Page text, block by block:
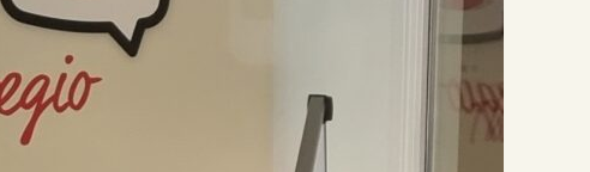
uur 1 van 2
Volgend uur